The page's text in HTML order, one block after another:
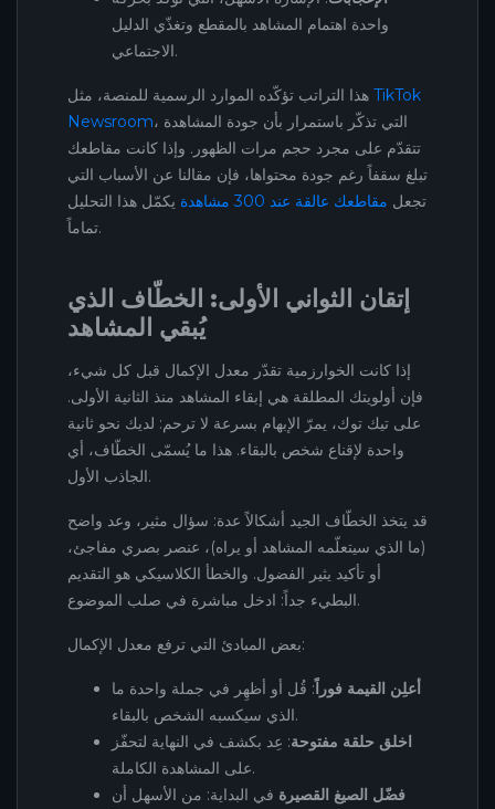
واحدة اهتمام المشاهد بالمقطع وتغذّي الدليل
الاجتماعي.
TikTok
Newsroom، التي تذكّر باستمرار بأن جودة المشاهدة
تتقدّم على مجرد حجم مرات الظهور. وإذا كانت مقاطعك
تبلغ سقفاً رغم جودة محتواها، فإن مقالنا عن الأسباب التي
تجعل مقاطعك عالقة عند 300 مشاهدة
يكمّل هذا التحليل
تماماً.
إتقان الثواني الأولى: الخطّاف الذي
يُبقي المشاهد
إذا كانت الخوارزمية تقدّر معدل الإكمال قبل كل شيء،
فإن أولويتك المطلقة هي إبقاء المشاهد منذ الثانية الأولى.
على تيك توك، يمرّ الإبهام بسرعة لا ترحم: لديك نحو ثانية
واحدة لإقناع شخص بالبقاء. هذا ما يُسمّى الخطّاف، أي
الجاذب الأول.
قد يتخذ الخطّاف الجيد أشكالاً عدة: سؤال مثير، وعد واضح
(ما الذي سيتعلّمه المشاهد أو يراه)، عنصر بصري مفاجئ،
أو تأكيد يثير الفضول. والخطأ الكلاسيكي هو التقديم
البطيء جداً: ادخل مباشرة في صلب الموضوع.
بعض المبادئ التي ترفع معدل الإكمال:
أعلِن القيمة فوراً: قُل أو أظهِر في جملة واحدة ما
الذي سيكسبه الشخص بالبقاء.
اخلق حلقة مفتوحة: عِد بكشف في النهاية لتحفّز
على المشاهدة الكاملة.
فضّل الصيغ القصيرة في البداية: من الأسهل أن